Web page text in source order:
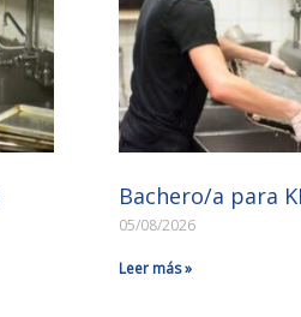
Bachero/a para
05/08/2026
Leer más »